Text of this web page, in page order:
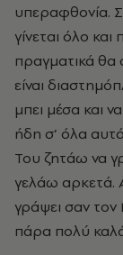
υπεραφθονία.
γίνεται όλο
πραγματικά θα
είναι
μπει μέσα και
ήδη σ’ όλα
Του ζητάω να
γελάω αρκετά.
γράψει σαν
πάρα πολύ